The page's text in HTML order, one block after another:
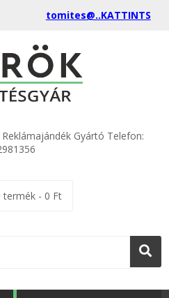
tomites@..KATTINTS
Gyártó Telefon:
termék - 0 Ft